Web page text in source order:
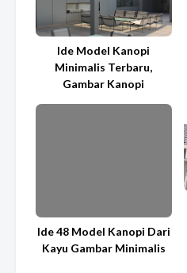
Ide Model Kanopi
Minimalis Terbaru,
Gambar Kanopi
Ide 48 Model Kanopi Dari
Kayu Gambar Minimalis